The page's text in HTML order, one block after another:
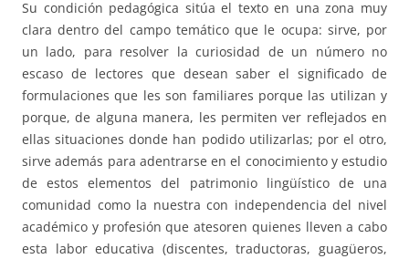
Su condición pedagógica sitúa el texto en una zona muy
clara dentro del campo temático que le ocupa: sirve, por
un lado, para resolver la curiosidad de un número no
escaso de lectores que desean saber el significado de
formulaciones que les son familiares porque las utilizan y
porque, de alguna manera, les permiten ver reflejados en
ellas situaciones donde han podido utilizarlas; por el otro,
sirve además para adentrarse en el conocimiento y estudio
de estos elementos del patrimonio lingüístico de una
comunidad como la nuestra con independencia del nivel
académico y profesión que atesoren quienes lleven a cabo
esta labor educativa (discentes, traductoras, guagüeros,